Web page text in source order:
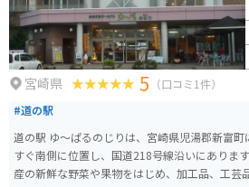
宮崎県 5 （口コミ1件）
#道の駅
道の駅 ゆ～ぱるのじりは、宮崎県児湯郡新富
すぐ南側に位置し、国道218号線沿いにあります。 特産品販売所では、
産の新鮮な野菜や果物をはじめ、加工品、工芸